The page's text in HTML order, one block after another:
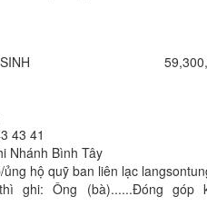
43 41
Nhánh Bình Tây
hộ quỹ ban liên lạc
ghi: Ông (bà)......Đóng góp